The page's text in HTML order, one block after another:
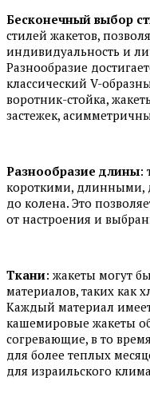
Бесконечный выбор
стилей жакетов,
индивидуальность и
Разнообразие
классический V-
воротник-стойка,
застежек,
Разнообразие длины:
короткими, длинными,
до колена. Это
от настроения и
Ткани: жакеты могут
материалов, таких как
Каждый материал
кашемировые жакеты
согревающие, в то
для более теплых
для израильского